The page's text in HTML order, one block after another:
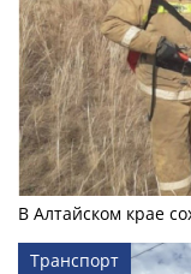
В Алтайском крае
Транспорт